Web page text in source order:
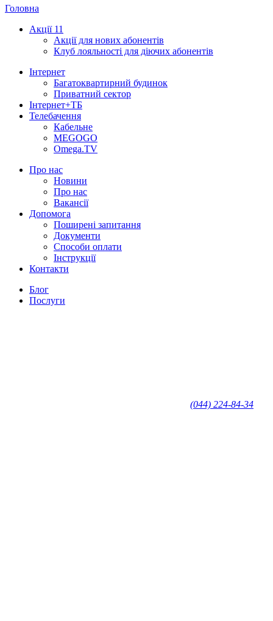
Головна
Акції 11
Акції для нових абонентів
Клуб лояльності для діючих абонентів
Інтернет
Багатоквартирний будинок
Приватний сектор
Інтернет+ТБ
Телебачення
Кабельне
MEGOGO
Omega.TV
Про нас
Новини
Про нас
Вакансії
Допомога
Поширені запитання
Документи
Способи оплати
Інструкції
Контакти
Блог
Послуги
(044) 224-84-34